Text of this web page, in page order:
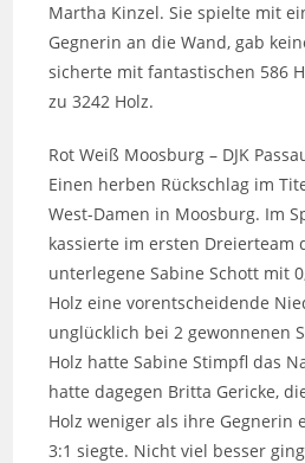
Martha Kinzel. Sie spielte mit
Gegnerin an die Wand, gab
sicherte mit fantastischen 586
zu 3242 Holz.
Rot Weiß Moosburg – DJK
Einen herben Rückschlag im
West-Damen in Moosburg. Im
kassierte im ersten Dreierteam
unterlegene Sabine Schott mit
Holz eine vorentscheidende
unglücklich bei 2 gewonnenen
Holz hatte Sabine Stimpfl das
hatte dagegen Britta Gericke,
Holz weniger als ihre Gegnerin
3:1 siegte. Nicht viel besser